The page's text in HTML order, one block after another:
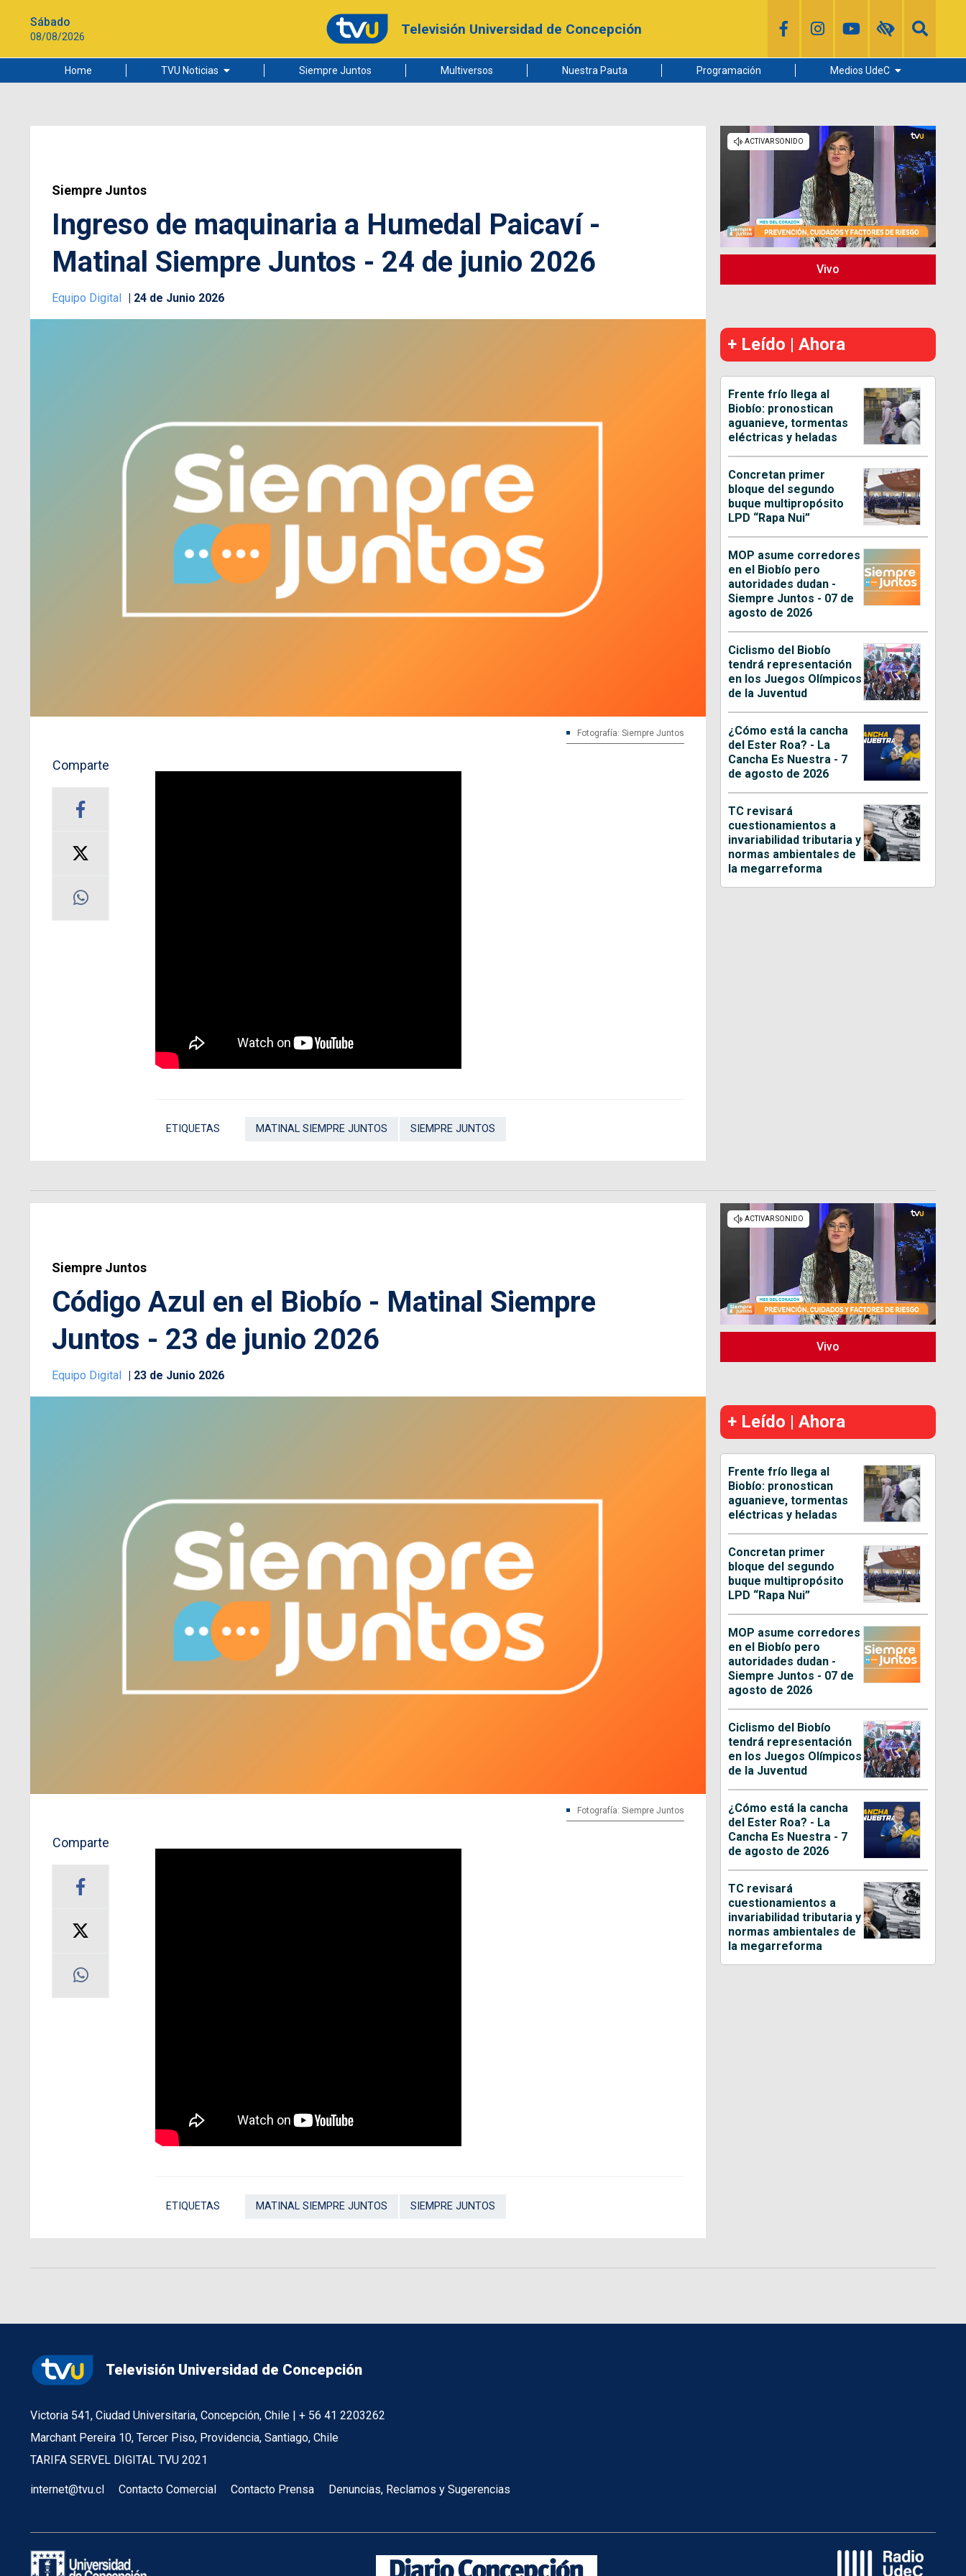
Sábado
08/08/2026 Televisión Universidad de Concepción
Home TVU Noticias
Ciudad
Siempre Juntos Multiversos Nuestra Pauta Programación Medios UdeC
Radio UdeC
Noticias UdeC
La Discusión
Siempre Juntos
Ingreso de maquinaria a Humedal Paicaví -
Matinal Siempre Juntos - 24 de junio 2026
Equipo Digital 24 de Junio 2026
Fotografía: Siempre Juntos
Comparte
ETIQUETAS MATINAL SIEMPRE JUNTOS SIEMPRE JUNTOS
Vivo
+ Leído | Ahora
Frente frío llega al
Biobío: pronostican
aguanieve, tormentas
eléctricas y heladas
Concretan primer
bloque del segundo
buque multipropósito
LPD “Rapa Nui”
MOP asume corredores
en el Biobío pero
autoridades dudan -
Siempre Juntos - 07 de
agosto de 2026
Ciclismo del Biobío
tendrá representación
en los Juegos Olímpicos
de la Juventud
¿Cómo está la cancha
del Ester Roa? - La
Cancha Es Nuestra - 7
de agosto de 2026
TC revisará
cuestionamientos a
invariabilidad tributaria y
normas ambientales de
la megarreforma
Siempre Juntos
Código Azul en el Biobío - Matinal Siempre
Juntos - 23 de junio 2026
Equipo Digital 23 de Junio 2026
Fotografía: Siempre Juntos
Comparte
ETIQUETAS MATINAL SIEMPRE JUNTOS SIEMPRE JUNTOS
Vivo
+ Leído | Ahora
Frente frío llega al
Biobío: pronostican
aguanieve, tormentas
eléctricas y heladas
Concretan primer
bloque del segundo
buque multipropósito
LPD “Rapa Nui”
MOP asume corredores
en el Biobío pero
autoridades dudan -
Siempre Juntos - 07 de
agosto de 2026
Ciclismo del Biobío
tendrá representación
en los Juegos Olímpicos
de la Juventud
¿Cómo está la cancha
del Ester Roa? - La
Cancha Es Nuestra - 7
de agosto de 2026
TC revisará
cuestionamientos a
invariabilidad tributaria y
normas ambientales de
la megarreforma
Televisión Universidad de Concepción
Victoria 541, Ciudad Universitaria, Concepción, Chile | + 56 41 2203262
Marchant Pereira 10, Tercer Piso, Providencia, Santiago, Chile
TARIFA SERVEL DIGITAL TVU 2021
internet@tvu.cl Contacto Comercial Contacto Prensa Denuncias, Reclamos y Sugerencias